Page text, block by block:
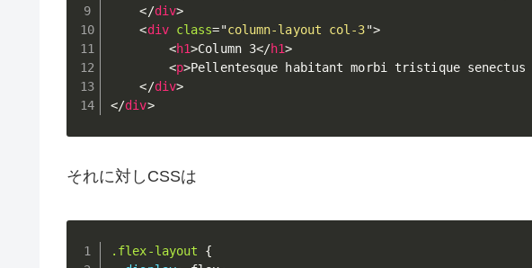
</div>
<div class="column-layout col-3">
<h1>Column 3</h1>
<p>Pellentesque habitant morbi tristique
</div>
</div>
それに対しCSSは
.flex-layout
{